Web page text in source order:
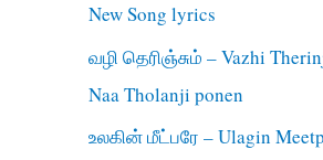
New Song lyrics
வழி தெரிஞ்சும் – Vazhi
Naa Tholanji ponen
உலகின் மீட்பரே – Ulagin